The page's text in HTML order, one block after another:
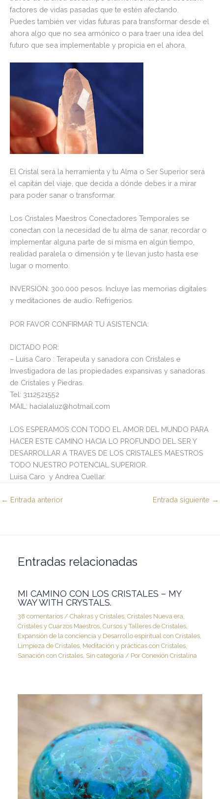
factores de vidas pasadas que te estén afectando.
Puedes también ver vidas futuras para transformar desde el
ahora algo que no sea armónico o para traer una idea del
futuro que sea implementable y propicia en el ahora.
El Cristal será la herramienta y tu Alma o Ser Superior será
el capitán del viaje, que decida a dónde debes ir a mirar
para poder sanar o transformar.
Los Cristales Maestros Conectadores Temporales se
conectan con la necesidad de tu alma de sanar, recordar o
implementar alguna parte de sí misma en algún tiempo,
realidad paralela o dimensión y te llevan justo hasta ese
lugar o momento.
INVERSION: 300.000 pesos. Incluye las memorias digitales
y meditaciones de audio. Refrigerios.
POR FAVOR CONFIRMAR TU ASISTENCIA:
DICTADO POR:
– Luisa Caro : Terapeuta y sanadora con Cristales e
Investigadora de las propiedades expansivas y sanadoras
de Cristales y Piedras.
Tel: 3112521552
MAIL: hacialaluz@hotmail.com
LOS ESPERAMOS CON TODO EL AMOR DEL MUNDO PARA
HACER ESTE CAMINO HACIA LO PROFUNDO DEL SER Y
DESARROLLAR A TRAVES DE LOS CRISTALES MAESTROS
TODO NUESTRO POTENCIAL SUPERIOR.
Luisa Caro y Andrea Cuellar.
← Entrada anterior Entrada siguiente →
Entradas relacionadas
MI CAMINO CON LOS CRISTALES – MY
WAY WITH CRYSTALS.
38 comentarios /Chakras y Cristales ,Cristales Nueva era
Cristales y Cuarzos Maestros ,Cursos y Talleres de Cristales
Expansión de la conciencia y Desarrollo espiritual con Cristales
Limpieza de Cristales Meditación y prácticas con Cristales
Sanación con Cristales Sin categoría / PorConexión Cristalina